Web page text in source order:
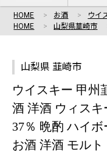
HOME お酒 ウイ
HOME
山梨県韮崎市
山梨県 韮崎市
ウイスキー 甲州
酒 洋酒 ウィス
37％ 晩酌 ハイ
お酒 洋酒 モル